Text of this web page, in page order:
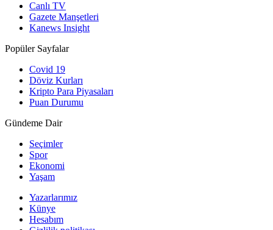
Canlı TV
Gazete Manşetleri
Kanews Insight
Popüler Sayfalar
Covid 19
Döviz Kurları
Kripto Para Piyasaları
Puan Durumu
Gündeme Dair
Seçimler
Spor
Ekonomi
Yaşam
Yazarlarımız
Künye
Hesabım